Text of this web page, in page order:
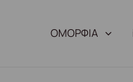
ΟΜΟΡΦΙΑ